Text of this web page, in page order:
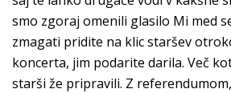
smo zgoraj omenili glasilo Mi med
zmagati pridite na klic staršev
koncerta, jim podarite darila. Več
starši že pripravili. Z